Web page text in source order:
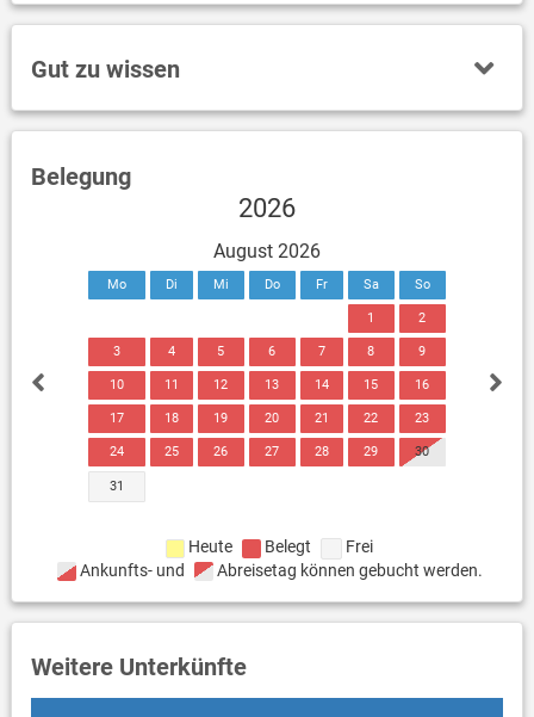
Gut zu wissen
Belegung
2026
August 2026
Mo Di Mi Do Fr Sa So
1 2
3 4 5 6 7 8 9
10 11 12 13 14 15 16
17 18 19 20 21 22 23
24 25 26 27 28 29 30
31
Heute Belegt
Frei
Ankunfts- und
Abreisetag können gebucht werden.
Weitere Unterkünfte